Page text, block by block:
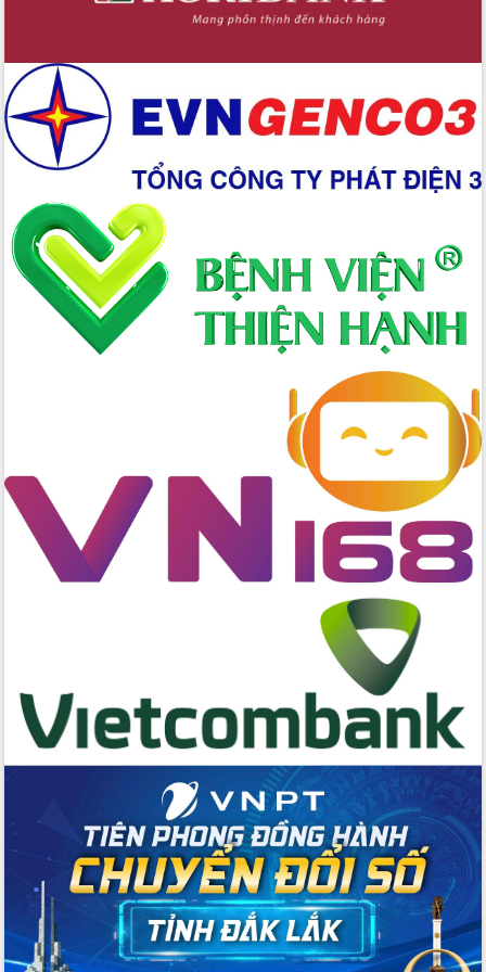
Xây dựng nền hành chính số đồng
Giai đoạn 2026-2030, Đắk Lắk phấn
đấu có 77% xã đạt chuẩn nông thôn
mới
Chuyển đổi số 'mở đường' cho nông
nghiệp Đắk Lắk tăng trưởng bứt phá
Triển khai đồng bộ đo đạc, lập hồ sơ
địa chính, hoàn thiện cơ sở dữ liệu đất
đai
Ứng dụng sinh trắc học - Bước tiến
trong hành trình chuyển đổi số tại Đắk
Đắk Lắk nâng cao hiệu quả công tác
Đảng từ Sổ tay đảng viên điện tử
chuyển đổi số cho cán bộ, công chức
cấp xã
Đắk Lắk phát động hưởng ứng Ngày
Quyền của người tiêu dùng Việt Nam
Lương Văn Chánh năm 2026
Phó Bí thư Tỉnh ủy Đắk Lắk Đỗ Hữu
Huy giữ chức Bí thư Đảng ủy Ủy Ban
Bệnh án điện tử thúc đẩy chuyển đổi
Chuyển đổi số thư viện: Mở rộng
không gian tri thức trong thời đại số
Đánh giá, rút kinh nghiệm công tác tổ
chức diễn tập trước ngày bầu cử
Chương trình “Gặp gỡ hữu nghị –
Friendship Meeting New Year 2026”